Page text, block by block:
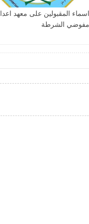
اسماء المقبولين على معهد
مفوضي الشرطة